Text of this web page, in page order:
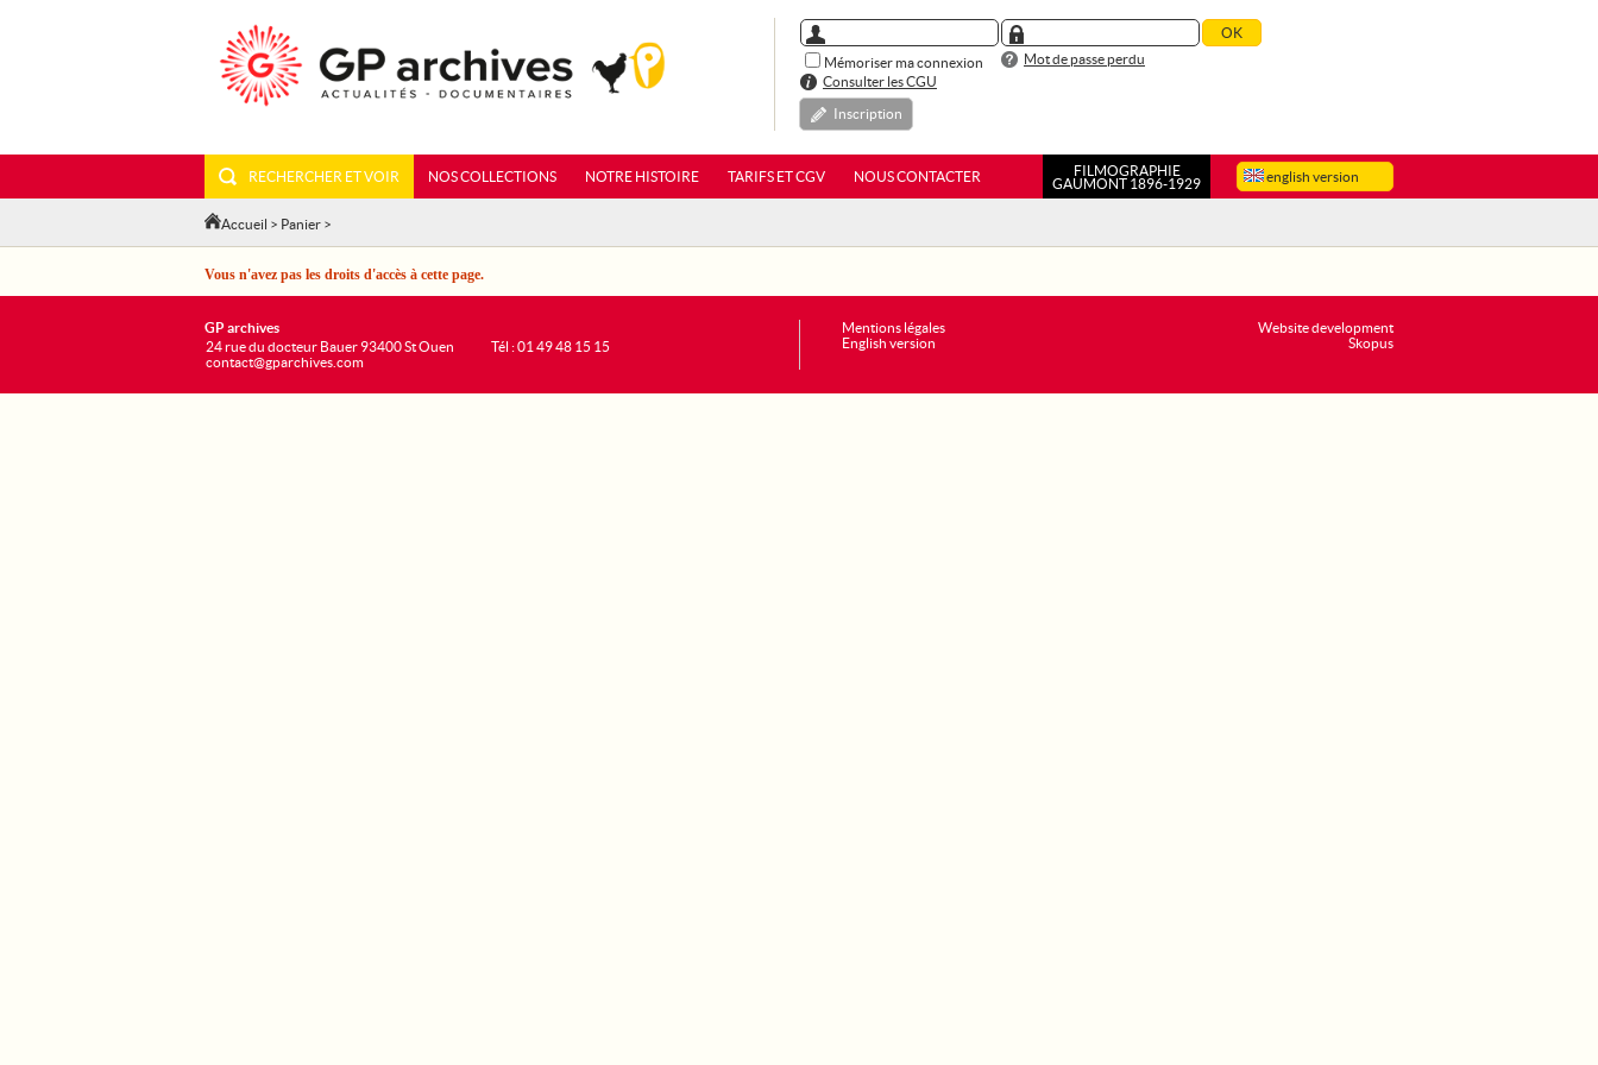
Mémoriser ma connexion
Mot de passe perdu
Consulter les CGU
Inscription
english version
RECHERCHER ET VOIR NOS COLLECTIONS NOTRE HISTOIRE TARIFS ET CGV NOUS CONTACTER
FILMOGRAPHIE
GAUMONT 1896-1929
Accueil > Panier >
Vous n'avez pas les droits d'accès à cette page.
Website development
Skopus
GP archives
24 rue du docteur Bauer 93400 St Ouen
contact@gparchives.com
Tél : 01 49 48 15 15
Mentions légales
English version